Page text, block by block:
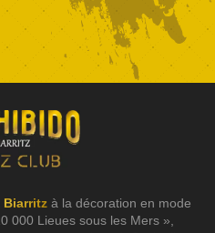
Biarritz à la décoration en mode
000 Lieues sous les Mers »,